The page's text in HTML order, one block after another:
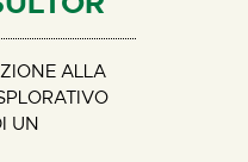
ALLA
UN